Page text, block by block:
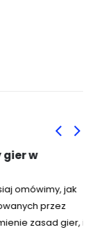
jak
przez
gier, ich RTP